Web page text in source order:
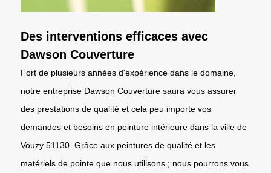
Des interventions efficaces avec
Dawson Couverture
Fort de plusieurs années d'expérience dans le domaine,
notre entreprise Dawson Couverture saura vous assurer
des prestations de qualité et cela peu importe vos
demandes et besoins en peinture intérieure dans la ville de
Vouzy 51130. Grâce aux peintures de qualité et les
matériels de pointe que nous utilisons ; nous pourrons vous